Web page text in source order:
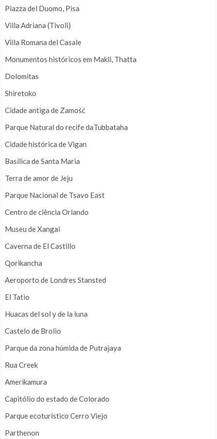
Piazza del Duomo, Pisa
Villa Adriana (Tivoli)
Villa Romana del Casale
Monumentos históricos em Makli, Thatta
Dolomitas
Shiretoko
Cidade antiga de Zamość
Parque Natural do recife daTubbataha
Cidade histórica de Vigan
Basílica de Santa Maria
Terra de amor de Jeju
Parque Nacional de Tsavo East
Centro de ciência Orlando
Museu de Xangai
Caverna de El Castillo
Qorikancha
Aeroporto de Londres Stansted
El Tatio
Huacas del sol y de la luna
Castelo de Brolio
Parque da zona húmida de Putrajaya
Rua Creek
Amerikamura
Capitólio do estado de Colorado
Parque ecoturístico Cerro Viejo
Parthenon